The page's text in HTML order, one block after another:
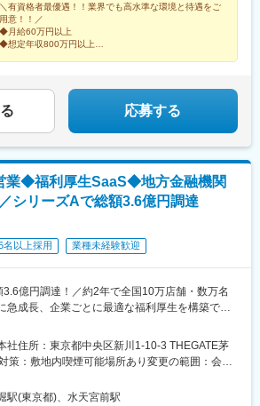
ング・メンバー育成・組織強化
インサイトに基づく意思決定と改善
例）：
・PdM・デザイナーと連携し、機能要件を具体
CI／CD、アジャイル開発
の定める業務
福岡県福岡市中央区天神4-1-28天神リベラ703
ェイ駅、神谷町駅、外苑前駅、国立駅、南新宿
ケ谷駅、曙橋駅、国立競技場駅、四谷三丁目
士見ケ丘駅、荻窪駅、神保町駅、淡路町駅、市
、上野御徒町駅、昭和島駅、池上駅、糀谷駅、
勝どき駅、京橋駅(東京都)、新中野駅、京王八
市駅、西台駅、本蓮沼駅、大森海岸駅、青物横
町駅、二俣新町駅、松戸新田駅、松飛台駅、ス
、みつわ台駅、蘇我駅、海浜幕張駅、前原駅、
駅、柏の葉キャンパス駅、新千葉駅、京成稲毛
宮駅(埼玉県)、南浦和駅、さいたま新都心駅、北
和光市駅、川口元郷駅、西川口駅、東川口駅、
、川越駅、蕨駅、志木駅、所沢駅、草加駅、上
、淀屋橋駅、渡辺橋駅、沢ノ町駅、我孫子町
)、中ふ頭駅、ポートタウン東駅、トレードセン
駅、肥後橋駅、阿波座駅、北浜駅(大阪府)、なん
橋駅、長堀橋駅、谷町六丁目駅、大阪ビジネス
)、東部市場前駅、今川駅(大阪府)、出戸駅、中
線)、なにわ橋駅、天満駅、中津駅(地下鉄)、中
阪府)、西梅田駅、大阪梅田駅(阪神線)、中村公
いりなか駅、瑞穂区役所駅、日比野駅(名古屋市
適性を考慮して、支給額を決定します。＜資格
1100万円／１級建築施工管理技士1100万円／１
＼有資格者最優遇！！業界でも高水準な環境と待遇をご
用意！！／
◆月給60万円以上
◆想定年収800万円以上
◆明確な評価制度で着実に昇給
応募する
業◆福利厚生SaaS◆地方金融機関
シリーズAで総額3.6億円調達
名以上採用 業種未経験歓迎
億円調達！／約2年で全国10万店舗・数万名
急成長、企業ごとに最適な福利厚生を構築でき
機関と連携し、地方活性化を推進
時代を担う新星たち 2026年注目の日本発スタ
に選出
を経た成長フェーズにおいて、パートナーセー
社住所：東京都中央区新川1-10-3 THEGATE茅
策：敷地内喫煙可能場所あり変更の範囲：会社
リモートワーク含む）
駅(東京都)、水天宮前駅